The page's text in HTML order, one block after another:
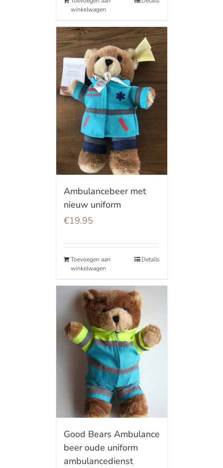
winkelwagen
Ambulancebeer met
nieuw uniform
€19.95
Toevoegen aan
winkelwagen
Details
Good Bears Ambulance
beer oude uniform
ambulancedienst